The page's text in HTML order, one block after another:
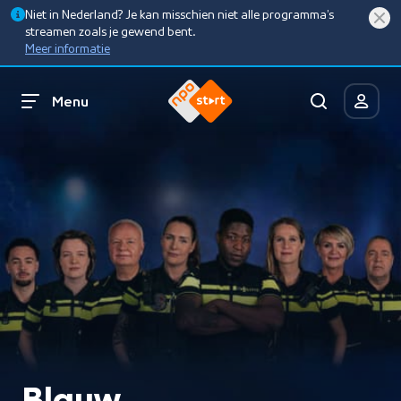
Niet in Nederland? Je kan misschien niet alle programma’s
streamen zoals je gewend bent.
Meer informatie
Menu